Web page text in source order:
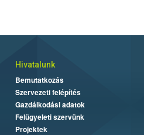
Hivatalunk
Bemutatkozás
Szervezeti felépítés
Gazdálkodási adatok
Felügyeleti szervünk
Projektek